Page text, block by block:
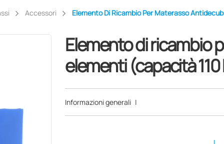
Accessori Elemento Di Ricambio Per Materasso
Elemento di ricambio
elementi (capacità
Informazioni generali |